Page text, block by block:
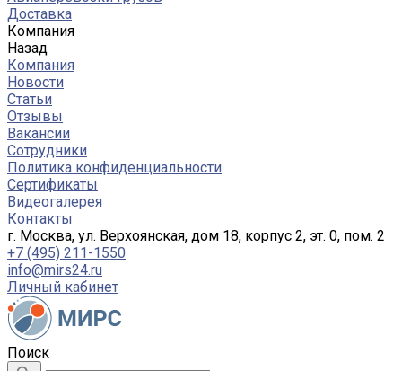
Доставка
Компания
Назад
Компания
Новости
Статьи
Отзывы
Вакансии
Сотрудники
Политика конфиденциальности
Сертификаты
Видеогалерея
Контакты
г. Москва, ул. Верхоянская, дом 18, корпус 2, эт. 0, пом. 2
+7 (495) 211-1550
info@mirs24.ru
Личный кабинет
Поиск